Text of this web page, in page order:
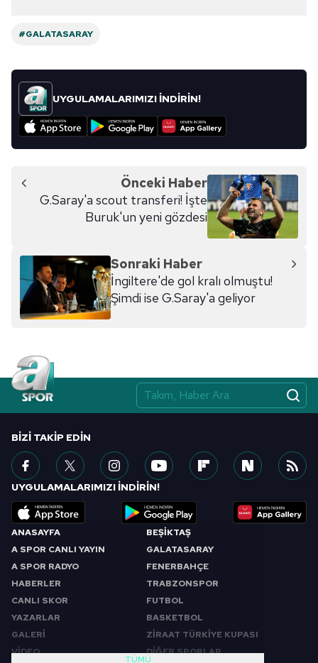
#GALATASARAY
UYGULAMALARIMIZI İNDİRİN!
Önceki Haber
G.Saray'a scout transferi! İşte
Buruk'un yeni gözdesi
Sonraki Haber
İngiltere'de gol kralı olmuştu!
Şimdi ise G.Saray'a geliyor
ANASAYFA
A SPOR CANLI YAYIN
A SPOR RADYO
HABERLER
CANLI SKOR
YAZARLAR
GALERİ
VİDEO
BEŞİKTAŞ
GALATASARAY
FENERBAHÇE
TRABZONSPOR
FUTBOL
BASKETBOL
ZİRAAT TÜRKİYE KUPASI
DİĞER SPORLAR
TÜMÜ
BIZI TAKIP EDIN
UYGULAMALARIMIZI İNDİRİN!